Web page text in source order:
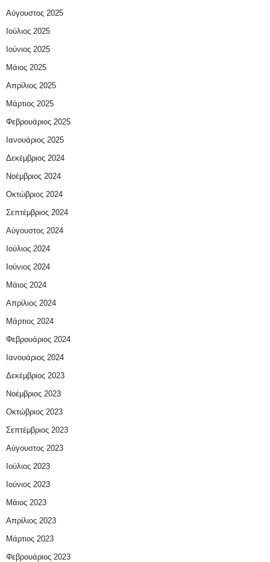
Αύγουστος 2025
Ιούλιος 2025
Ιούνιος 2025
Μάιος 2025
Απρίλιος 2025
Μάρτιος 2025
Φεβρουάριος 2025
Ιανουάριος 2025
Δεκέμβριος 2024
Νοέμβριος 2024
Οκτώβριος 2024
Σεπτέμβριος 2024
Αύγουστος 2024
Ιούλιος 2024
Ιούνιος 2024
Μάιος 2024
Απρίλιος 2024
Μάρτιος 2024
Φεβρουάριος 2024
Ιανουάριος 2024
Δεκέμβριος 2023
Νοέμβριος 2023
Οκτώβριος 2023
Σεπτέμβριος 2023
Αύγουστος 2023
Ιούλιος 2023
Ιούνιος 2023
Μάιος 2023
Απρίλιος 2023
Μάρτιος 2023
Φεβρουάριος 2023